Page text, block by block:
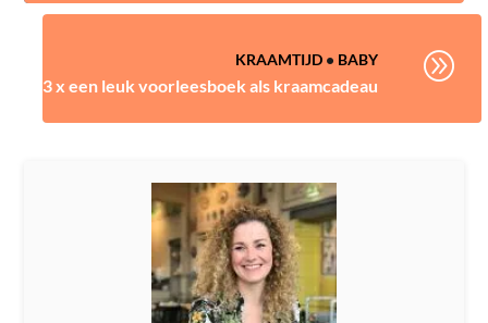
KRAAMTIJD• BABY
3 x een leuk voorleesboek als kraamcadeau
A